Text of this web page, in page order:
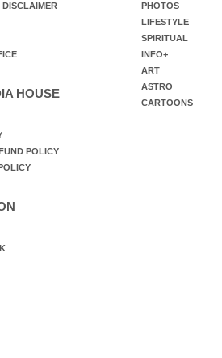
DISCLAIMER
HOUSE
POLICY
PHOTOS
LIFESTYLE
SPIRITUAL
INFO+
ART
ASTRO
CARTOONS